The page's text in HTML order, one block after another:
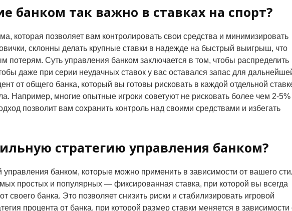
банком так важно в ставках на спорт?
которая позволяет вам контролировать свои средства и минимизировать
склонны делать крупные ставки в надежде на быстрый выигрыш, что
потерям. Суть управления банком заключается в том, чтобы распределить
даже при серии неудачных ставок у вас оставался запас для
от общего банка, который вы готовы рисковать в каждой отдельной
Например, многие опытные игроки советуют не рисковать более чем 2-5%
позволит вам сохранить контроль над своими средствами и избегать
стратегию управления банком?
управления банком, которые можно применить в зависимости от вашего
простых и популярных — фиксированная ставка, при которой вы всегда
своего банка. Это позволяет снизить риски и стабилизировать игровой
процента от банка, при которой размер ставки меняется в зависимости